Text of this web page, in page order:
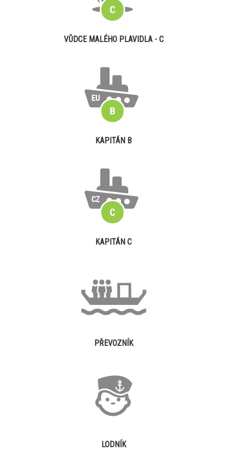
VŮDCE MALÉHO PLAVIDLA - C
KAPITÁN B
KAPITÁN C
PŘEVOZNÍK
LODNÍK